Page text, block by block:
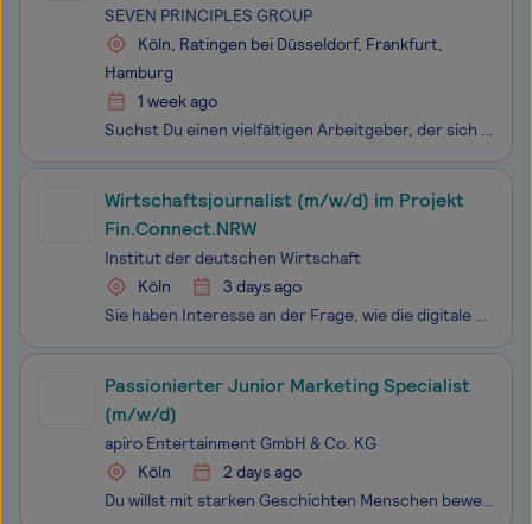
SEVEN PRINCIPLES GROUP
Köln, Ratingen bei Düsseldorf, Frankfurt,
Hamburg
1 week ago
Suchst Du einen vielfältigen Arbeitgeber, der sich um kritische IT-Infrastrukturen, -Systeme und -Anwendungen in Europa kümmert? Dann bist Du bei uns, der SEVEN PRINCIPLES GROUP, genau richtig! Unsere Tochtergesellschaften, Seven Principles Solutions & Consulting GmbH und Seven Principles Mobili
Wirtschaftsjournalist (m/w/d) im Projekt
Fin.Connect.NRW
Institut der deutschen Wirtschaft
Köln
3 days ago
Sie haben Interesse an der Frage, wie die digitale und klimaneutrale Transformation gelingen und finanziert werden kann? Für das Themencluster Internationale Wirtschaftspolitik, Finanz- und Immobilienmärkte suchen wir zum 1. Oktober 2026 bis zum 31. Dezember 2027 in Teilzeit (50%) oder ggf. Vollzeit
Passionierter Junior Marketing Specialist
(m/w/d)
apiro Entertainment GmbH & Co. KG
Köln
2 days ago
Du willst mit starken Geschichten Menschen bewegen und deine ersten Schritte in der Entertainment-Branche machen? Dann bist du bei apiro richtig. apiro Entertainment ist eine junge, sehr dynamische Entertainment-Company. Wir produzieren preisgekrönte Musicals, Theaterstücke und Filme, die Menschen v